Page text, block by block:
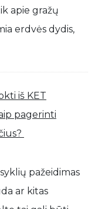
apie gražų
erdvės dydis,
iš KET
pagerinti
pažeidimas
ar kitas